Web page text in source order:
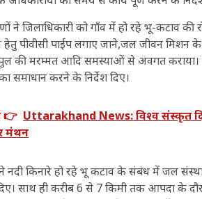
ने जिलाधिकारी को गाँव में हो रहे भू-कटाव
हेतु पीवीसी पाईप लगाए जाने,जल जीवन
पुल की मरम्मत आदि समस्याओं से अवगत
समाधान करने के निर्देश दिए।
👉 Uttarakhand News: विश्व संस्कृत
मंथन
ने नदी किनारे हो रहे भू कटाव के संबंध में जल
साथ ही करीब 6 से 7 किमी तक आपदा के